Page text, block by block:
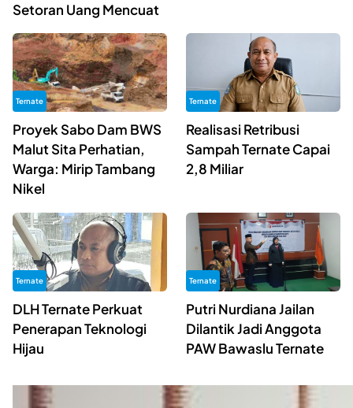
Setoran Uang Mencuat
Ternate
Proyek Sabo Dam BWS
Malut Sita Perhatian,
Warga: Mirip Tambang
Nikel
Ternate
Realisasi Retribusi
Sampah Ternate Capai
2,8 Miliar
Ternate
DLH Ternate Perkuat
Penerapan Teknologi
Hijau
Ternate
Putri Nurdiana Jailan
Dilantik Jadi Anggota
PAW Bawaslu Ternate